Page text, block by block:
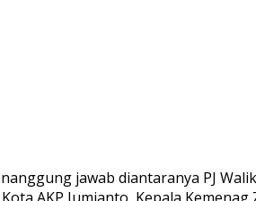
jawab diantaranya PJ